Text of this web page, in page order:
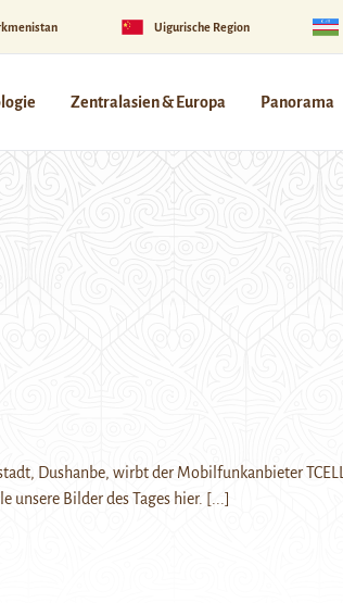
Uigurische Region
Zentralasien & Europa Panorama
Dushanbe, wirbt der Mobilfunkanbieter TCELL.
unsere Bilder des Tages hier. [...]